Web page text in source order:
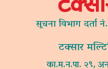
सूचना विभाग दर्ता
टक्सार
का.म.न.पा. २९,